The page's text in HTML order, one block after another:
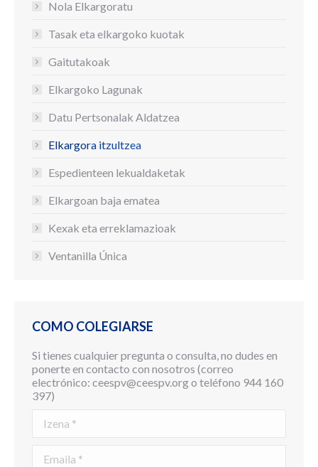
Nola Elkargoratu
Tasak eta elkargoko kuotak
Gaitutakoak
Elkargoko Lagunak
Datu Pertsonalak Aldatzea
Elkargora itzultzea
Espedienteen lekualdaketak
Elkargoan baja ematea
Kexak eta erreklamazioak
Ventanilla Única
COMO COLEGIARSE
Si tienes cualquier pregunta o consulta, no dudes en
ponerte en contacto con nosotros (correo
electrónico: ceespv@ceespv.org o teléfono 944 160
397)